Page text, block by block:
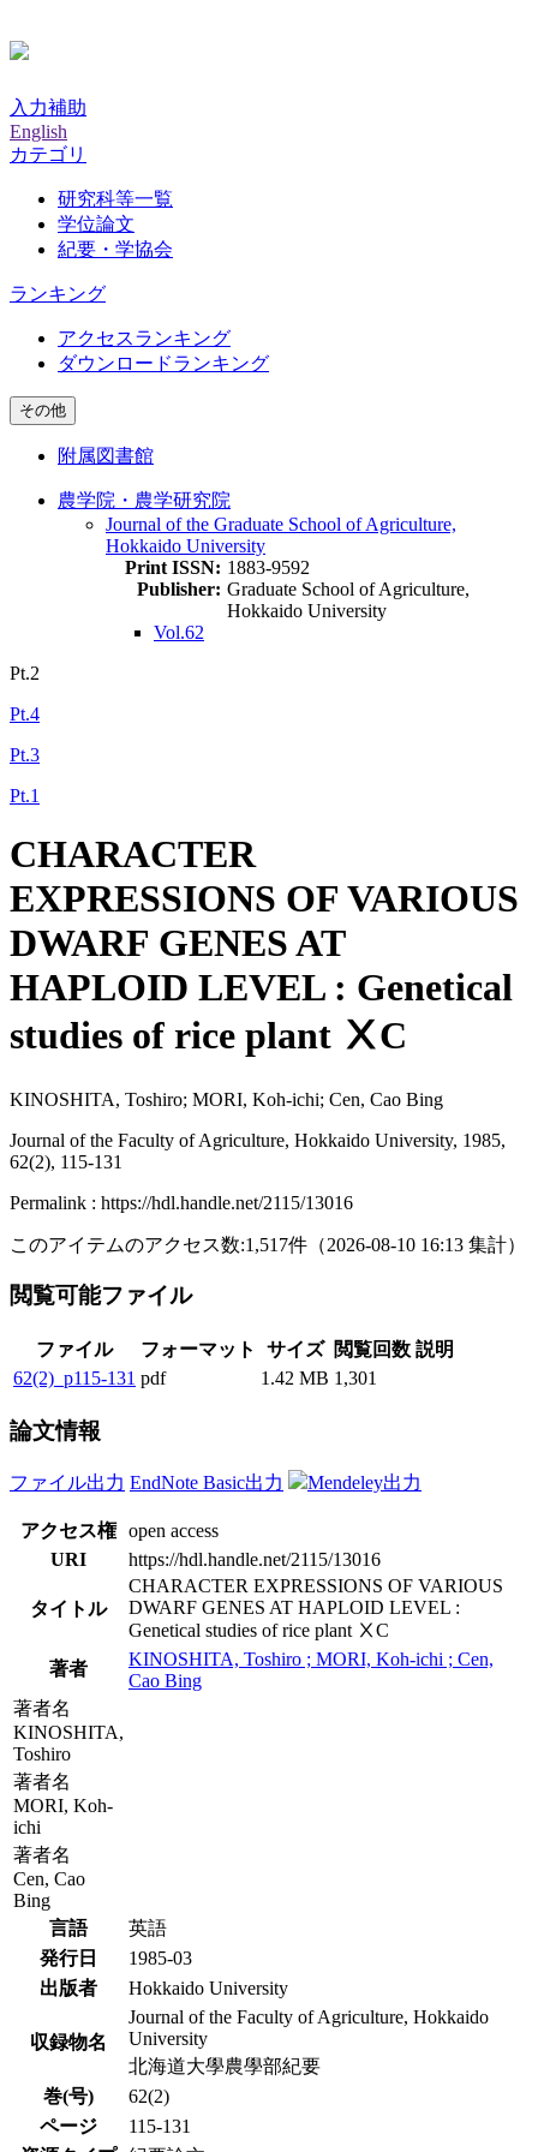
入力補助
English
カテゴリ
研究科等一覧
学位論文
紀要・学協会
ランキング
アクセスランキング
ダウンロードランキング
その他
附属図書館
農学院・農学研究院
Journal of the Graduate School of Agriculture,
Hokkaido University
Print ISSN: 1883-9592
Publisher: Graduate School of Agriculture,
Hokkaido University
Vol.62
Pt.2
Pt.4
Pt.3
Pt.1
CHARACTER
EXPRESSIONS OF VARIOUS
DWARF GENES AT
HAPLOID LEVEL : Genetical
studies of rice plant ⅩC
KINOSHITA, Toshiro; MORI, Koh-ichi; Cen, Cao Bing
Journal of the Faculty of Agriculture, Hokkaido University, 1985,
62(2), 115-131
Permalink : https://hdl.handle.net/2115/13016
このアイテムのアクセス数:1,517件 （2026-08-10 16:13 集計）
閲覧可能ファイル
ファイル フォーマット サイズ 閲覧回数 説明
62(2)_p115-131 pdf 1.42 MB 1,301
論文情報
ファイル出力 EndNote Basic出力 Mendeley出力
アクセス権 open access
URI
https://hdl.handle.net/2115/13016
タイトル
CHARACTER EXPRESSIONS OF VARIOUS
DWARF GENES AT HAPLOID LEVEL :
Genetical studies of rice plant ⅩC
著者
KINOSHITA, Toshiro ; MORI, Koh-ichi ; Cen,
Cao Bing
著者名
KINOSHITA,
Toshiro
著者名
MORI, Koh-
ichi
著者名
Cen, Cao
Bing
言語
英語
発行日
1985-03
出版者
Hokkaido University
収録物名
Journal of the Faculty of Agriculture, Hokkaido
University
北海道大學農學部紀要
巻(号)
62(2)
ページ
115-131